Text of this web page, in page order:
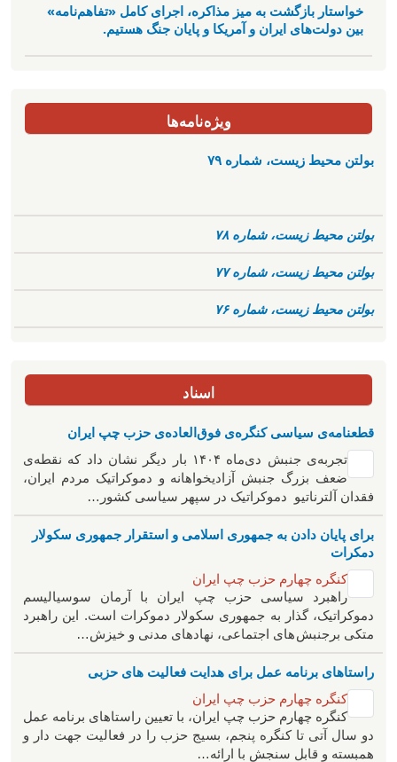
خواستار بازگشت به میز مذاکره، اجرای کامل «تفاهم‌نامه»
بین دولت‌های ایران و آمریکا و پایان جنگ هستیم.
ویژه‌نامه‌ها
بولتن محیط زیست، شماره ۷۹
بولتن محیط زیست، شماره ۷۸
بولتن محیط زیست، شماره ۷۷
بولتن محیط زیست، شماره ۷۶
اسناد
قطعنامه‌ی سیاسی کنگره‌ی فوق‌العاده‌ی حزب چپ ایران
تجربه‌ی جنبش دی‌ماه ۱۴۰۴ بار دیگر نشان داد که نقطه‌ی
ضعف بزرگ جنبش آزادیخواهانه و دموکراتیک مردم ایران،
فقدان آلترناتیو دموکراتیک در سپهر سیاسی کشور…
برای پایان دادن به جمهوری اسلامی و استقرار جمهوری سکولار
دمکرات
کنگره چهارم حزب چپ ایران
راهبرد سياسی حزب چپ ایران با آرمان سوسیالیسم
دموکراتیک، گذار به جمهوری سکولار دموکرات است. این راهبرد
متکی برجنبش های اجتماعی، نهادهای مدنی و خیزش‌…
راستاهای برنامه عمل برای هدایت فعالیت های حزبی
کنگره چهارم حزب چپ ایران
کنگره چهارم حزب چپ ایران، با تعیین راستاهای برنامه عمل
دو سال آتی تا کنگره پنجم، بسیج حزب را در فعالیت جهت دار و
همبسته و قابل سنجش با ارائه…